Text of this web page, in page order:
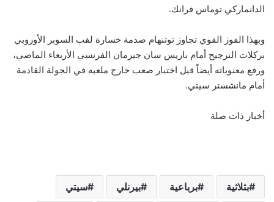
الدانماركي توماس فرانك.
وبهذا الفوز القوي تجاوز توتنهام صدمة خسارة لقب السوبر الأوروبي
بركلات الترجيح أمام باريس سان جيرمان الفرنسي الأربعاء الماضي،
ورفع معنوياته أيضاً قبل اختبار صعب خارج ملعبه في الجولة القادمة
أمام مانشستر سيتي.
أخبار ذات صلة
بثلاثية برباعية بيرنلي سيتي